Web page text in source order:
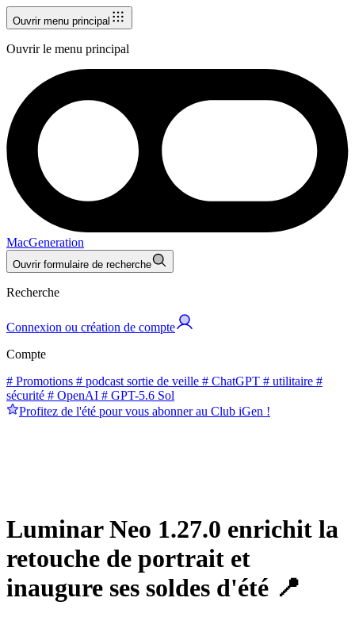
Ouvrir menu principal
Ouvrir le menu principal
MacGeneration
Ouvrir formulaire de recherche
Recherche
Connexion ou création de compte
Compte
# Promotions # podcast sortie de veille # ChatGPT # utilitaire #
sécurité # OpenAI # GPT-5.6 Sol
Profitez de l'été pour vous abonner au Club iGen !
Luminar Neo 1.27.0 enrichit la
retouche de portrait et
inaugure ses soldes d'été 📍